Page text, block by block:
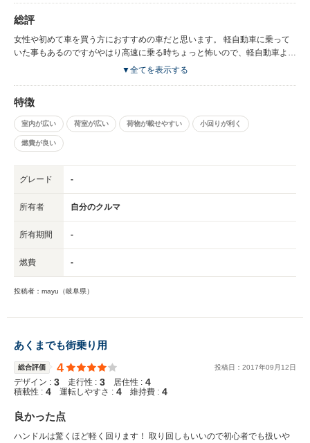
も問題ないようなので自分だけかも知れませんが、死角が多くなる気がしま
す。 以前はもう少し大きな車に乗っていたためか、フロントガラスが小さ
く感じて慣れるまでは信号そのものに気づかない事が何度かありました。
が、スピードを出して乗るような車ではないと思いますので仕方ないかな。
総評
女性や初めて車を買う方におすすめの車だと思います。 軽自動車に乗って
いた事もあるのですがやはり高速に乗る時ちょっと怖いので、軽自動車より
は安心です。 近場で乗り回すにはちょうどいい感じ。
▼全てを表示する
特徴
室内が広い 荷室が広い 荷物が載せやすい 小回りが利く
燃費が良い
グレード -
所有者 自分のクルマ
所有期間 -
燃費 -
投稿者：mayu（岐阜県）
あくまでも街乗り用
総合評価 4 投稿日： 2017年09 月 12日
デザイン : 3 走行性 : 3 居住性 : 4
積載性 : 4 運転しやすさ : 4 維持費 : 4
良かった点
ハンドルは驚くほど軽く回ります！ 取り回しもいいので初心者でも扱いや